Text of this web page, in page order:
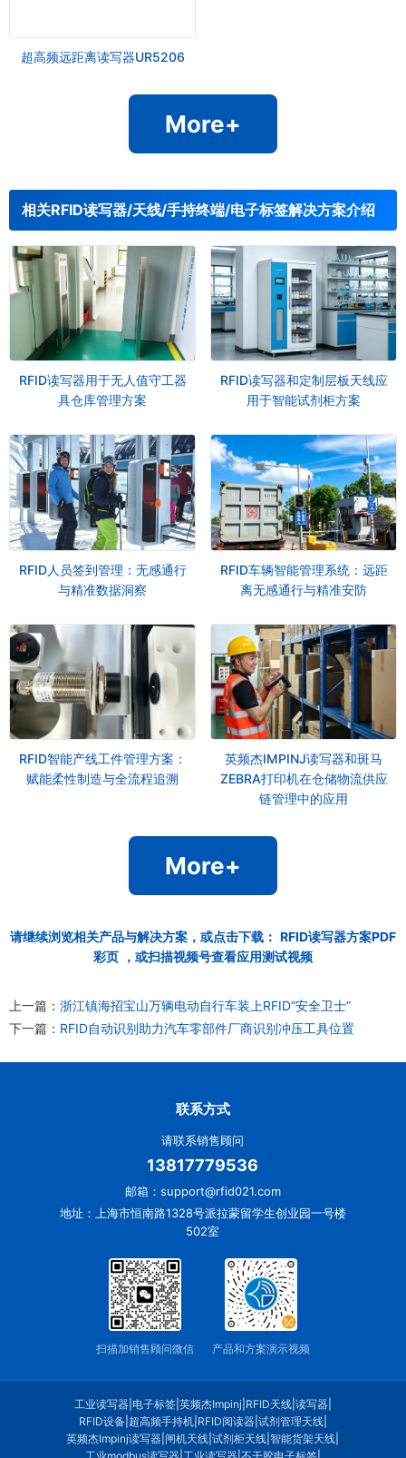
超高频远距离读写器UR5206
More+
相关RFID读写器/天线/手持终端/电子标签解决方案介绍
RFID读写器用于无人值守工器
具仓库管理方案
RFID读写器和定制层板天线应
用于智能试剂柜方案
RFID人员签到管理：无感通行
与精准数据洞察
RFID车辆智能管理系统：远距
离无感通行与精准安防
RFID智能产线工件管理方案：
赋能柔性制造与全流程追溯
英频杰IMPINJ读写器和斑马
ZEBRA打印机在仓储物流供应
链管理中的应用
More+
请继续浏览相关产品与解决方案，或点击下载： RFID读写器方案PDF
彩页 ，或扫描视频号查看应用测试视频
上一篇： 浙江镇海招宝山万辆电动自行车装上RFID“安全卫士”
下一篇： RFID自动识别助力汽车零部件厂商识别冲压工具位置
联系方式
请联系销售顾问
13817779536
邮箱：support@rfid021.com
地址：上海市恒南路1328号派拉蒙留学生创业园一号楼
502室
扫描加销售顾问微信 产品和方案演示视频
工业读写器| 电子标签| 英频杰Impinj RFID天线| 读写器|
RFID设备| 超高频手持机| RFID阅读器| 试剂管理天线|
英频杰Impinj读写器 |闸机天线 |试剂柜天线 |智能货架天线